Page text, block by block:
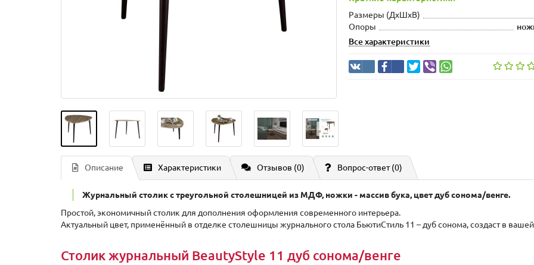
Размеры (ДхШxВ)
Опоры
Все характеристики
Описание Характеристики Отзывов (0) Вопрос-ответ(0)
Журнальный столик с треугольной столешницей из МДФ, ножки - массив бука, цвет дуб сонома/венге.
Простой, экономичный столик для дополнения оформления современного интерьера.
Актуальный цвет, применённый в отделке столешницы журнального стола БьютиСтиль 11 – дуб сонома, создаст в
Столик журнальный BeautyStyle 11 дуб сонома/венге